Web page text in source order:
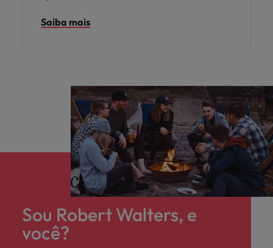
elevados padrões de serviço, alinhados com
Saiba mais
Sou Robert Walters, e
você?